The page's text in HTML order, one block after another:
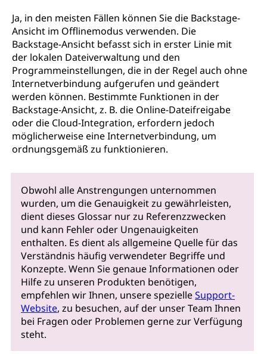
Ja, in den meisten Fällen können Sie die Backstage-
Ansicht im Offlinemodus verwenden. Die
Backstage-Ansicht befasst sich in erster Linie mit
der lokalen Dateiverwaltung und den
Programmeinstellungen, die in der Regel auch ohne
Internetverbindung aufgerufen und geändert
werden können. Bestimmte Funktionen in der
Backstage-Ansicht, z. B. die Online-Dateifreigabe
oder die Cloud-Integration, erfordern jedoch
möglicherweise eine Internetverbindung, um
ordnungsgemäß zu funktionieren.
Obwohl alle Anstrengungen unternommen
wurden, um die Genauigkeit zu gewährleisten,
dient dieses Glossar nur zu Referenzzwecken
und kann Fehler oder Ungenauigkeiten
enthalten. Es dient als allgemeine Quelle für das
Verständnis häufig verwendeter Begriffe und
Konzepte. Wenn Sie genaue Informationen oder
Hilfe zu unseren Produkten benötigen,
empfehlen wir Ihnen, unsere spezielleSupport-
Website, zu besuchen, auf der unser Team Ihnen
bei Fragen oder Problemen gerne zur Verfügung
steht.